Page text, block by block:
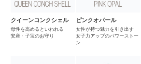
クイーンコンクシェル
母性を高めるといわれる
安産・子宝のお守り
ピンクオパール
女性が持つ魅力を引き出す
女子力アップのパワーストー
ン